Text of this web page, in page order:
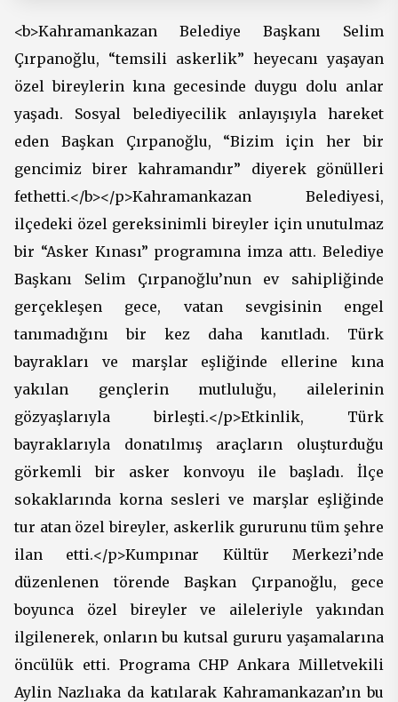
<b>Kahramankazan Belediye Başkanı Selim
Çırpanoğlu, “temsili askerlik” heyecanı yaşayan
özel bireylerin kına gecesinde duygu dolu anlar
yaşadı. Sosyal belediyecilik anlayışıyla hareket
eden Başkan Çırpanoğlu, “Bizim için her bir
gencimiz birer kahramandır” diyerek gönülleri
fethetti.</b></p>Kahramankazan Belediyesi,
ilçedeki özel gereksinimli bireyler için unutulmaz
bir “Asker Kınası” programına imza attı. Belediye
Başkanı Selim Çırpanoğlu’nun ev sahipliğinde
gerçekleşen gece, vatan sevgisinin engel
tanımadığını bir kez daha kanıtladı. Türk
bayrakları ve marşlar eşliğinde ellerine kına
yakılan gençlerin mutluluğu, ailelerinin
gözyaşlarıyla birleşti.</p>Etkinlik, Türk
bayraklarıyla donatılmış araçların oluşturduğu
görkemli bir asker konvoyu ile başladı. İlçe
sokaklarında korna sesleri ve marşlar eşliğinde
tur atan özel bireyler, askerlik gururunu tüm şehre
ilan etti.</p>Kumpınar Kültür Merkezi’nde
düzenlenen törende Başkan Çırpanoğlu, gece
boyunca özel bireyler ve aileleriyle yakından
ilgilenerek, onların bu kutsal gururu yaşamalarına
öncülük etti. Programa CHP Ankara Milletvekili
Aylin Nazlıaka da katılarak Kahramankazan’ın bu